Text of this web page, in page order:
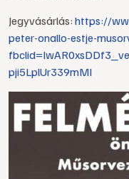
Jegyvásárlás: https://
peter-onallo-estje-
pji5LplUr339mMI